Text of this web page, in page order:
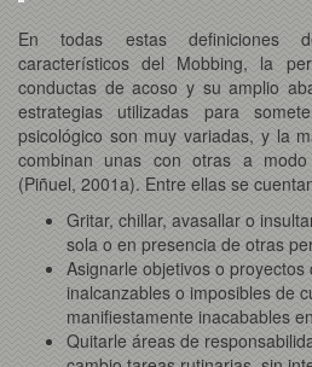
En todas estas definiciones
característicos del Mobbing, la
conductas de acoso y su amplio
estrategias utilizadas para
psicológico son muy variadas, y la
combinan unas con otras a
(Piñuel, 2001a). Entre ellas se
Gritar, chillar, avasallar o
sola o en presencia de otras
Asignarle objetivos o
inalcanzables o imposibles de
manifiestamente inacabables
Quitarle áreas de